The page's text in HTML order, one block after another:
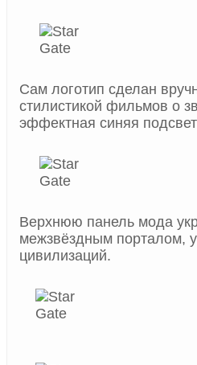
Сам логотип сделан
стилистикой фильмов о
эффектная синяя
Верхнюю панель мода
межзвёздным порталом,
цивилизаций.